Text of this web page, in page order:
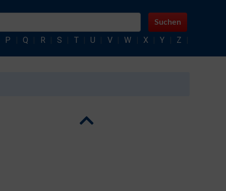
Suchen
P Q R S T U V W X Y Z